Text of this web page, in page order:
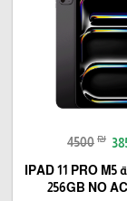
4500 ₪
نسخة امريكية IPAD 11 PRO M5
256GB NO